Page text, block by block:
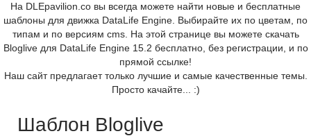
На DLEpavilion.co вы всегда можете найти новые и бесплатные
шаблоны для движка DataLife Engine. Выбирайте их по цветам, по
типам и по версиям cms. На этой странице вы можете скачать
Bloglive для DataLife Engine 15.2 бесплатно, без регистрации, и по
прямой ссылке!
Наш сайт предлагает только лучшие и самые качественные темы.
Просто качайте... :)
Шаблон Bloglive